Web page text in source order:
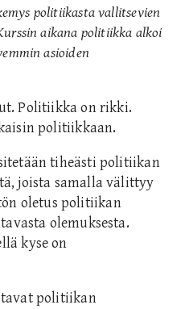
politiikasta vallitsevien
aikana politiikka alkoi
asioiden
Politiikka on rikki.
politiikkaan.
tiheästi politiikan
joista samalla välittyy
oletus politiikan
olemuksesta.
kyse on
politiikan